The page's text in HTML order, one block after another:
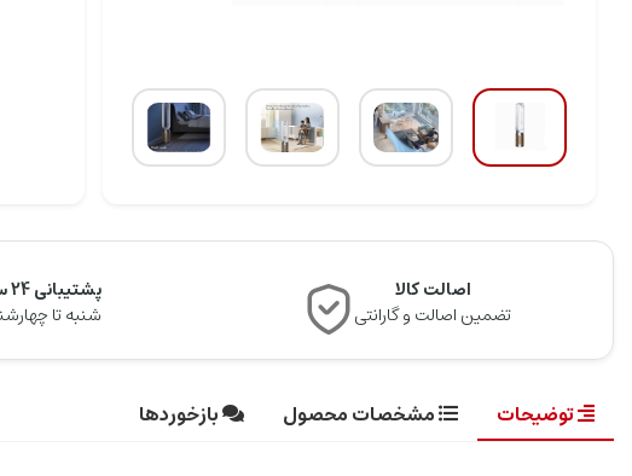
اصالت کالا
تضمین اصالت و گارانتی
پشتیبانی 24 ساعته
شنبه تا
توضیحات مشخصات محصول بازخوردها